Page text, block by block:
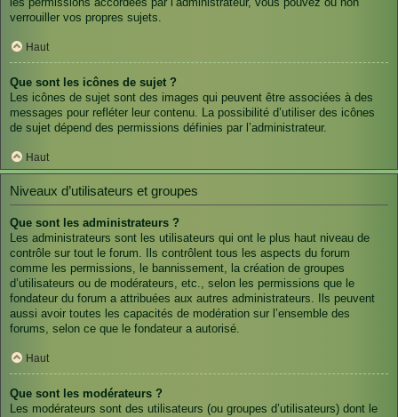
verrouiller vos propres sujets.
Haut
Que sont les icônes de sujet ?
Les icônes de sujet sont des images qui peuvent être associées à des
messages pour refléter leur contenu. La possibilité d’utiliser des icônes
de sujet dépend des permissions définies par l’administrateur.
Haut
Niveaux d’utilisateurs et groupes
Que sont les administrateurs ?
Les administrateurs sont les utilisateurs qui ont le plus haut niveau de
contrôle sur tout le forum. Ils contrôlent tous les aspects du forum
comme les permissions, le bannissement, la création de groupes
d’utilisateurs ou de modérateurs, etc., selon les permissions que le
fondateur du forum a attribuées aux autres administrateurs. Ils peuvent
aussi avoir toutes les capacités de modération sur l’ensemble des
forums, selon ce que le fondateur a autorisé.
Haut
Que sont les modérateurs ?
Les modérateurs sont des utilisateurs (ou groupes d’utilisateurs) dont le